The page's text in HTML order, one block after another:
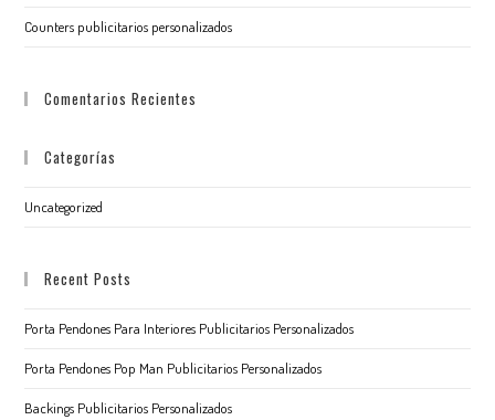
Counters publicitarios personalizados
Comentarios Recientes
Categorías
Uncategorized
Recent Posts
Porta Pendones Para Interiores Publicitarios Personalizados
Porta Pendones Pop Man Publicitarios Personalizados
Backings Publicitarios Personalizados